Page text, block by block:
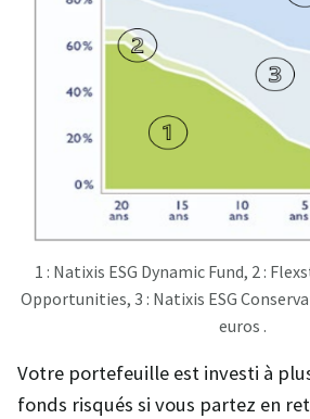
1 : Natixis ESG Dynamic Fund, 2 :
Opportunities, 3 : Natixis ESG
euros .
Votre portefeuille est investi à
fonds risqués si vous partez en